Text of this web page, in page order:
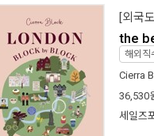
[외국
the
해외직
Cierra
36,530
세일즈